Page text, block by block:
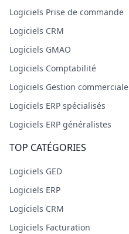
Logiciels Prise de commande
Logiciels CRM
Logiciels GMAO
Logiciels Comptabilité
Logiciels Gestion commerciale
Logiciels ERP spécialisés
Logiciels ERP généralistes
TOP CATÉGORIES
Logiciels GED
Logiciels ERP
Logiciels CRM
Logiciels Facturation